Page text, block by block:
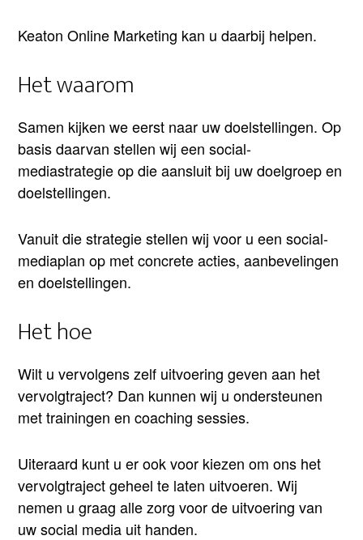
Keaton Online Marketing kan u daarbij helpen.
Het waarom
Samen kijken we eerst naar uw doelstellingen. Op
basis daarvan stellen wij een social-
mediastrategie op die aansluit bij uw doelgroep en
doelstellingen.
Vanuit die strategie stellen wij voor u een social-
mediaplan op met concrete acties, aanbevelingen
en doelstellingen.
Het hoe
Wilt u vervolgens zelf uitvoering geven aan het
vervolgtraject? Dan kunnen wij u ondersteunen
met trainingen en coaching sessies.
Uiteraard kunt u er ook voor kiezen om ons het
vervolgtraject geheel te laten uitvoeren. Wij
nemen u graag alle zorg voor de uitvoering van
uw social media uit handen.